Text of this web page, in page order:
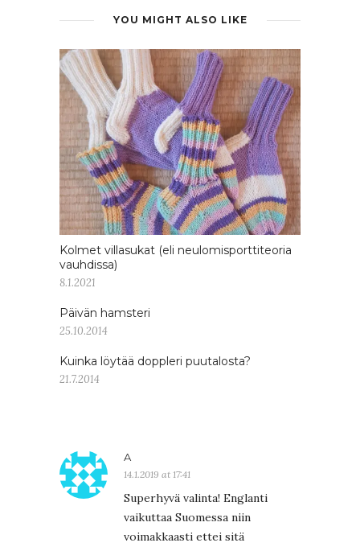
YOU MIGHT ALSO LIKE
Kolmet villasukat (eli neulomisporttiteoria
vauhdissa)
8.1.2021
Päivän hamsteri
25.10.2014
Kuinka löytää doppleri puutalosta?
21.7.2014
A
14.1.2019 at 17:41
Superhyvä valinta! Englanti
vaikuttaa Suomessa niin
voimakkaasti ettei sitä